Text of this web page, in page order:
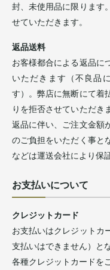
封、未使用品に限ります
せていただきます。
返品送料
お客様都合による返品に
いただきます（不良品
す）。弊店に無断にて着
りを拒否させていただき
返品に伴い、ご注文金額
のご負担をいただく事と
などは運送会社により保
お支払いについて
クレジットカード
お支払いはクレジットカ
支払いはできません）と
各種クレジットカードを